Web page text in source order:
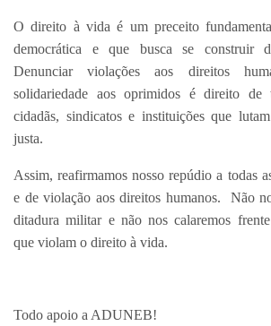
O direito à vida é um preceito
democrática e que busca se construir
Denunciar violações aos direitos
solidariedade aos oprimidos é direito de
cidadãs, sindicatos e instituições que
justa.
Assim, reafirmamos nosso repúdio a todas
e de violação aos direitos humanos. Não
ditadura militar e não nos calaremos
que violam o direito à vida.
Todo apoio a ADUNEB!